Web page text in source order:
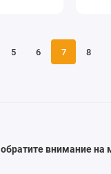
5 6 7 8
внимание на